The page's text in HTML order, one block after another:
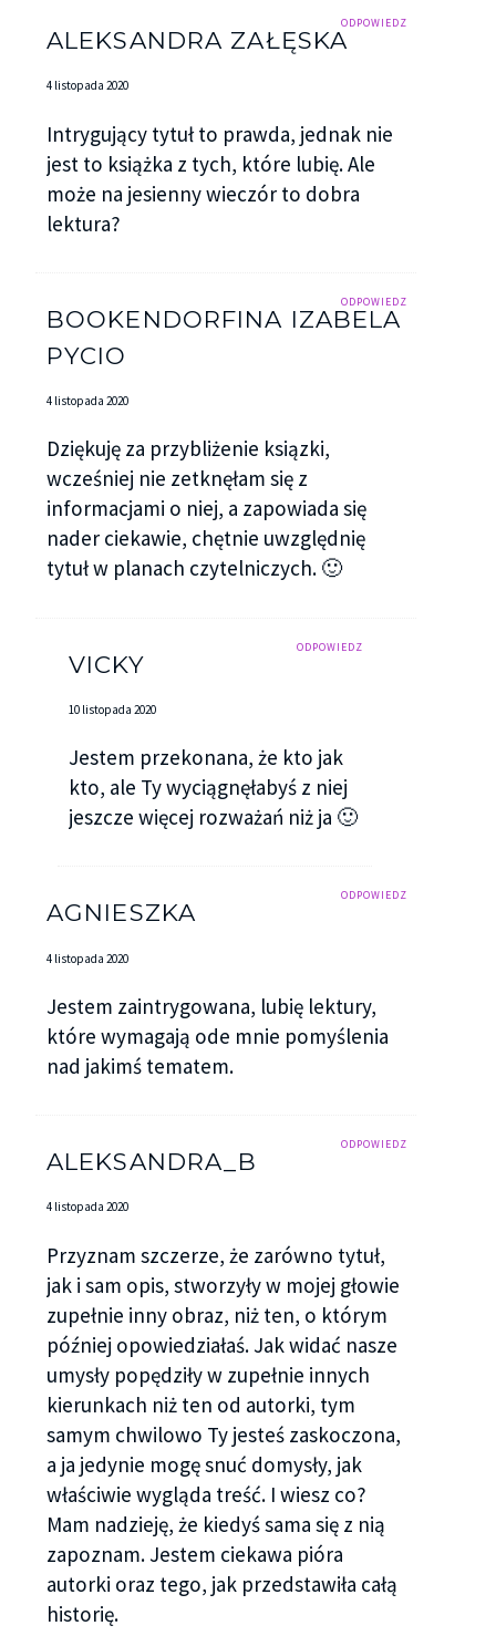
ODPOWIEDZ
ALEKSANDRA ZAŁĘSKA
4 listopada 2020
Intrygujący tytuł to prawda, jednak nie
jest to książka z tych, które lubię. Ale
może na jesienny wieczór to dobra
lektura?
ODPOWIEDZ
BOOKENDORFINA IZABELA
PYCIO
4 listopada 2020
Dziękuję za przybliżenie ksiązki,
wcześniej nie zetknęłam się z
informacjami o niej, a zapowiada się
nader ciekawie, chętnie uwzględnię
tytuł w planach czytelniczych. 🙂
ODPOWIEDZ
VICKY
10 listopada 2020
Jestem przekonana, że kto jak
kto, ale Ty wyciągnęłabyś z niej
jeszcze więcej rozważań niż ja 🙂
ODPOWIEDZ
AGNIESZKA
4 listopada 2020
Jestem zaintrygowana, lubię lektury,
które wymagają ode mnie pomyślenia
nad jakimś tematem.
ODPOWIEDZ
ALEKSANDRA_B
4 listopada 2020
Przyznam szczerze, że zarówno tytuł,
jak i sam opis, stworzyły w mojej głowie
zupełnie inny obraz, niż ten, o którym
później opowiedziałaś. Jak widać nasze
umysły popędziły w zupełnie innych
kierunkach niż ten od autorki, tym
samym chwilowo Ty jesteś zaskoczona,
a ja jedynie mogę snuć domysły, jak
właściwie wygląda treść. I wiesz co?
Mam nadzieję, że kiedyś sama się z nią
zapoznam. Jestem ciekawa pióra
autorki oraz tego, jak przedstawiła całą
historię.